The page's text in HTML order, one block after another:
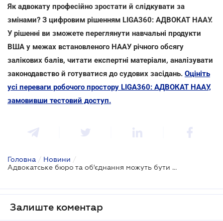
Як адвокату професійно зростати й слідкувати за
змінами? З цифровим рішенням LIGA360: АДВОКАТ НААУ.
У рішенні ви зможете переглянути навчальні продукти
ВША у межах встановленого НААУ річного обсягу
залікових балів, читати експертні матеріали, аналізувати
законодавство й готуватися до судових засідань. Оцініть
усі переваги робочого простору LIGA360: АДВОКАТ НААУ,
замовивши тестовий доступ.
Головна / Новини /
Адвокатське бюро та об'єднання можуть бути платниками єдиного податку III групи - ДПС
Залиште коментар